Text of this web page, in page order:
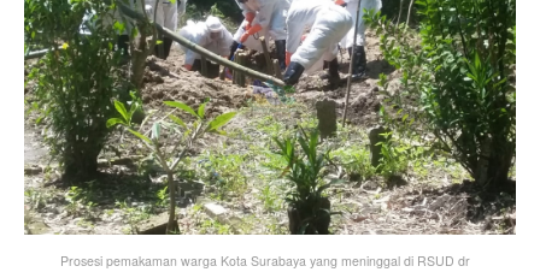
Prosesi pemakaman warga Kota Surabaya yang meninggal di RSUD dr